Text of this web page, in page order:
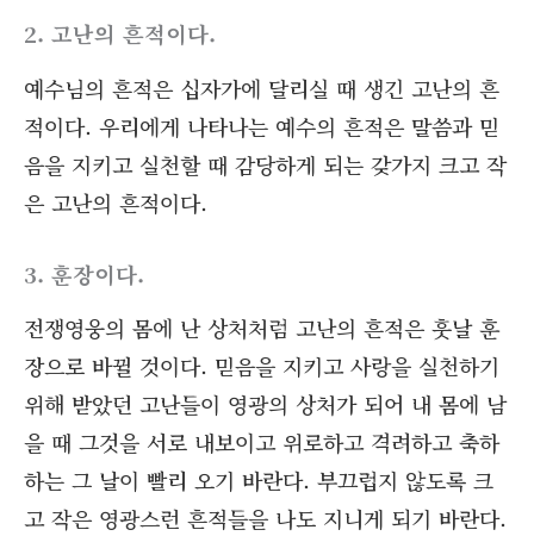
2. 고난의 흔적이다.
예수님의 흔적은 십자가에 달리실 때 생긴 고난의 흔
적이다. 우리에게 나타나는 예수의 흔적은 말씀과 믿
음을 지키고 실천할 때 감당하게 되는 갖가지 크고 작
은 고난의 흔적이다.
3. 훈장이다.
전쟁영웅의 몸에 난 상처처럼 고난의 흔적은 훗날 훈
장으로 바뀔 것이다. 믿음을 지키고 사랑을 실천하기
위해 받았던 고난들이 영광의 상처가 되어 내 몸에 남
을 때 그것을 서로 내보이고 위로하고 격려하고 축하
하는 그 날이 빨리 오기 바란다. 부끄럽지 않도록 크
고 작은 영광스런 흔적들을 나도 지니게 되기 바란다.